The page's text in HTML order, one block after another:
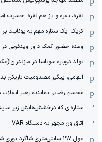
نقره، نقره و باز هم نقره: حسرت آمریکا
کریک: یک ستاره مهم به یونایتد
وعده حضور کمک داور ویدئویی در
تولد دوباره سوباسا در
الهامی، پیگیر مصدومیت بازیکن
محسن رضایی نماینده رهبر
ستاره‌ای که درخشش‌هایش زیر
اتاق ون مجهز به دستگاه VAR
غول 197 سانتی‌متری شاگرد نوری شد!(عکس)